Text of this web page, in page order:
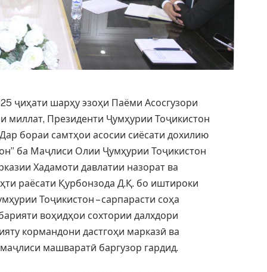
ҷиҳати шарҳу эзоҳи Паёми Асосгузори
миллат, Президенти Ҷумҳурии Тоҷикистон
бораи самтҳои асосии сиёсати дохилию
ба Маҷлиси Олии Ҷумҳурии Тоҷикистон
Хадамоти давлатии назорат ва
раёсати Қурбонзода Д.Қ. бо иштироки
Тоҷикистон – сарпарасти соҳа
воҳидҳои сохтории далхдори
кормандони дастгоҳи марказӣ ва
машваратӣ баргузор гардид.